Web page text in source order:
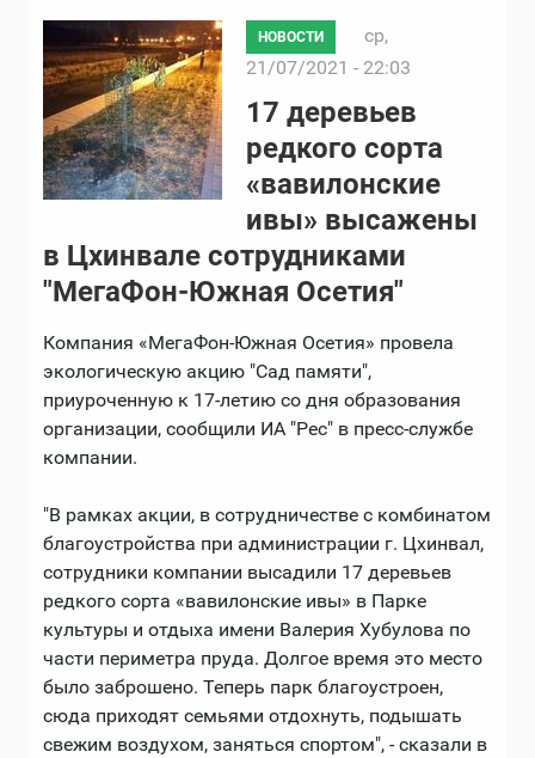
НОВОСТИ
ср,
21/07/2021 - 22:03
17 деревьев
редкого сорта
«вавилонские
ивы» высажены
в Цхинвале сотрудниками
"МегаФон-Южная Осетия"
Компания «МегаФон-Южная Осетия» провела
экологическую акцию "Сад памяти",
приуроченную к 17-летию со дня образования
организации, сообщили ИА "Рес" в пресс-службе
компании.
"В рамках акции, в сотрудничестве с комбинатом
благоустройства при администрации г. Цхинвал,
сотрудники компании высадили 17 деревьев
редкого сорта «вавилонские ивы» в Парке
культуры и отдыха имени Валерия Хубулова по
части периметра пруда. Долгое время это место
было заброшено. Теперь парк благоустроен,
сюда приходят семьями отдохнуть, подышать
свежим воздухом, заняться спортом", - сказали в